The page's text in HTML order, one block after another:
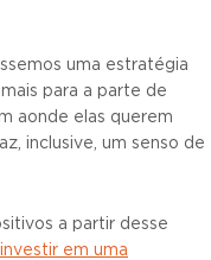
uma estratégia
para a parte de
aonde elas querem
inclusive, um senso de
a partir desse
investir em uma